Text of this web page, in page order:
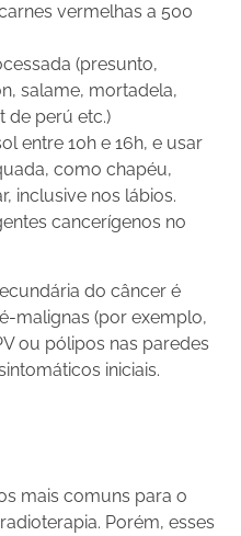
vermelhas a 500
(presunto,
salame, mortadela,
de perú etc.)
entre 10h e 16h, e usar
como chapéu,
inclusive nos lábios.
cancerígenos no
do câncer é
malignas (por exemplo,
ou pólipos nas paredes
iniciais.
mais comuns para o
Porém, esses